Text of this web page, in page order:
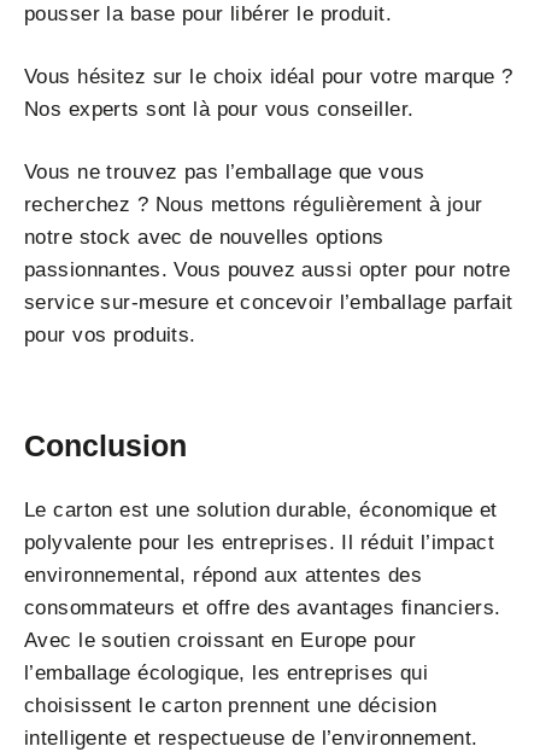
pousser la base pour libérer le produit.
Vous hésitez sur le choix idéal pour votre marque ?
Nos experts sont là pour vous conseiller.
Vous ne trouvez pas l’emballage que vous
recherchez ? Nous mettons régulièrement à jour
notre stock avec de nouvelles options
passionnantes. Vous pouvez aussi opter pour notre
service sur-mesure et concevoir l’emballage parfait
pour vos produits.
Conclusion
Le carton est une solution durable, économique et
polyvalente pour les entreprises. Il réduit l’impact
environnemental, répond aux attentes des
consommateurs et offre des avantages financiers.
Avec le soutien croissant en Europe pour
l’emballage écologique, les entreprises qui
choisissent le carton prennent une décision
intelligente et respectueuse de l’environnement.